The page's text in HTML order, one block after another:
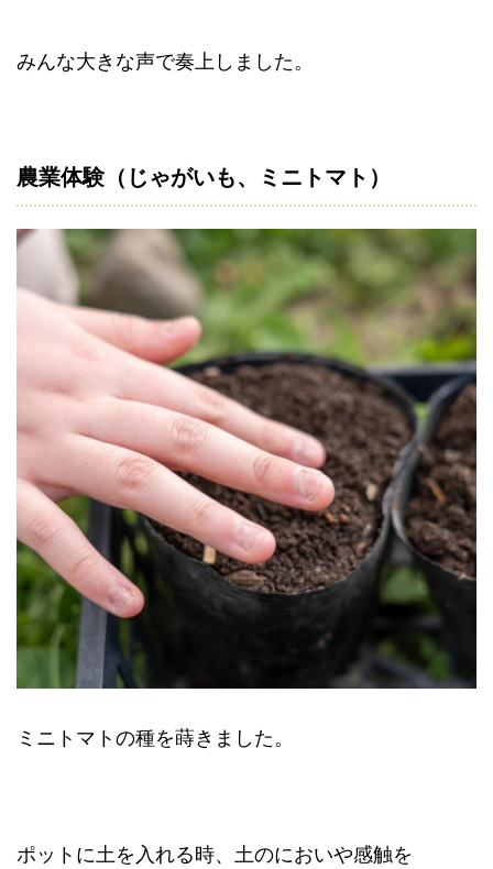
みんな大きな声で奏上しました。
農業体験（じゃがいも、ミニトマト）
ミニトマトの種を蒔きました。
ポットに土を入れる時、土のにおいや感触を